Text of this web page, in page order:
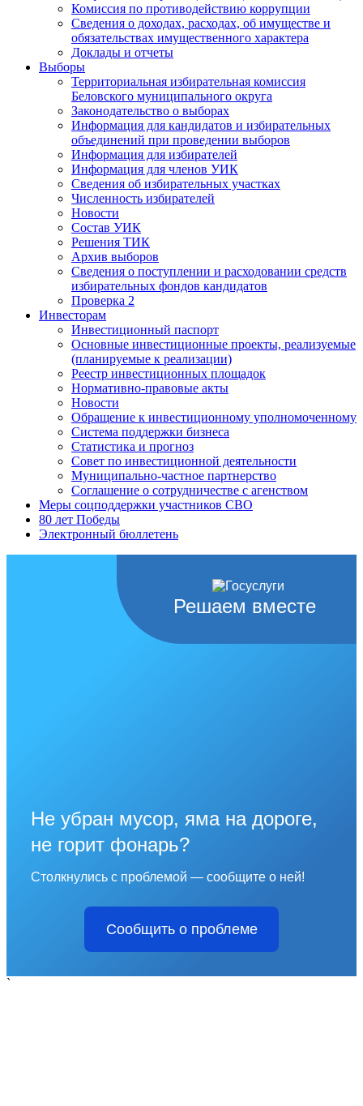
Комиссия по противодействию коррупции
Сведения о доходах, расходах, об имуществе и
обязательствах имущественного характера
Доклады и отчеты
Выборы
Территориальная избирательная комиссия
Беловского муниципального округа
Законодательство о выборах
Информация для кандидатов и избирательных
объединений при проведении выборов
Информация для избирателей
Информация для членов УИК
Сведения об избирательных участках
Численность избирателей
Новости
Состав УИК
Решения ТИК
Архив выборов
Сведения о поступлении и расходовании средств
избирательных фондов кандидатов
Проверка 2
Инвесторам
Инвестиционный паспорт
Основные инвестиционные проекты, реализуемые
(планируемые к реализации)
Реестр инвестиционных площадок
Нормативно-правовые акты
Новости
Обращение к инвестиционному уполномоченному
Система поддержки бизнеса
Статистика и прогноз
Совет по инвестиционной деятельности
Муниципально-частное партнерство
Соглашение о сотрудничестве с агенством
Меры соцподдержки участников СВО
80 лет Победы
Электронный бюллетень
Решаем вместе
Не убран мусор, яма на дороге,
не горит фонарь?
Столкнулись с проблемой — сообщите о ней!
Сообщить о проблеме
`